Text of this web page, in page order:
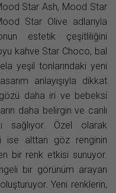
Star Ash, Mood Star
Star Olive adlarıyla
estetik çeşitliliğini
kahve Star Choco, bal
yeşil tonlarındaki yeni
anlayışıyla dikkat
daha iri ve bebeksi
daha belirgin ve canlı
sağlıyor. Özel olarak
ise alttan göz renginin
bir renk etkisi sunuyor.
bir görünüm arayan
Yeni renklerin,